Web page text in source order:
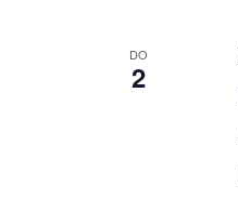
DO
2